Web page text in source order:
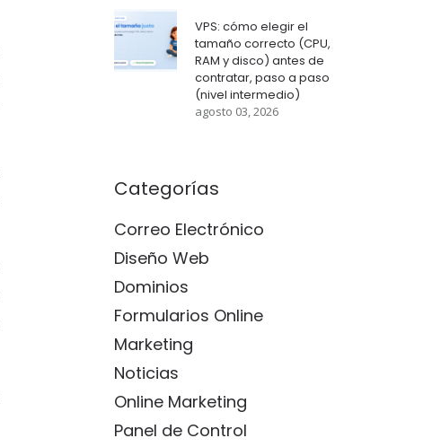
VPS: cómo elegir el
tamaño correcto (CPU,
RAM y disco) antes de
contratar, paso a paso
(nivel intermedio)
agosto 03, 2026
Categorías
Correo Electrónico
Diseño Web
Dominios
Formularios Online
Marketing
Noticias
Online Marketing
Panel de Control